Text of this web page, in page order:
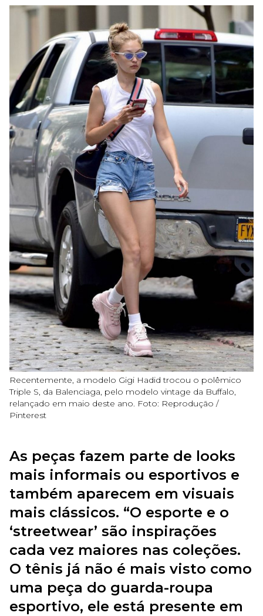
Recentemente, a modelo Gigi Hadid trocou o polêmico
Triple S, da Balenciaga, pelo modelo vintage da Buffalo,
relançado em maio deste ano. Foto: Reprodução /
Pinterest
As peças fazem parte de looks
mais informais ou esportivos e
também aparecem em visuais
mais clássicos. “O esporte e o
‘streetwear’ são inspirações
cada vez maiores nas coleções.
O tênis já não é mais visto como
uma peça do guarda-roupa
esportivo, ele está presente em